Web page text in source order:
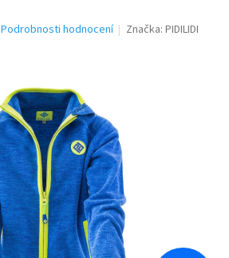
Podrobnosti hodnocení Značka:PIDILIDI